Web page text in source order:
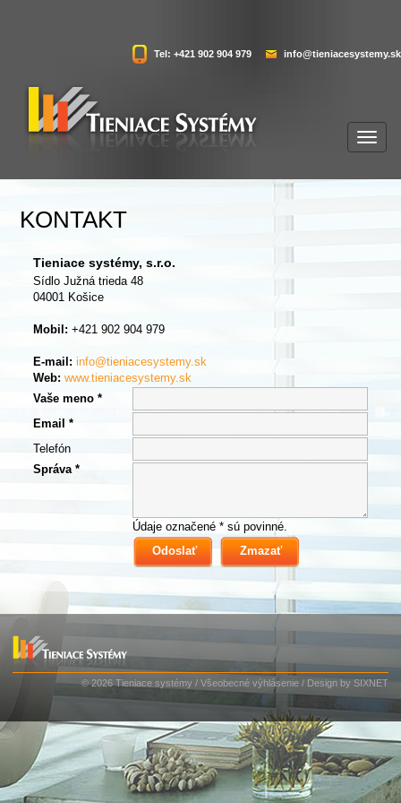
Tel: +421 902 904 979 info@tieniacesystemy.sk
KONTAKT
Tieniace systémy, s.r.o.
Sídlo Južná trieda 48
04001 Košice
Mobil: +421 902 904 979
E-mail: info@tieniacesystemy.sk
Web: www.tieniacesystemy.sk
Vaše meno *
Email *
Telefón
Správa *
Údaje označené * sú povinné.
© 2026 Tieniace systémy / Všeobecné výhlásenie / Design by SIXNET